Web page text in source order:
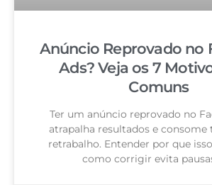
Anúncio Reprovado no
Ads? Veja os 7
Comuns
Ter um anúncio reprovado no
atrapalha resultados e
retrabalho. Entender por que
como corrigir evita